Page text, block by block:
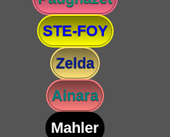
STE-FOY
Zelda
Ainara
Mahler